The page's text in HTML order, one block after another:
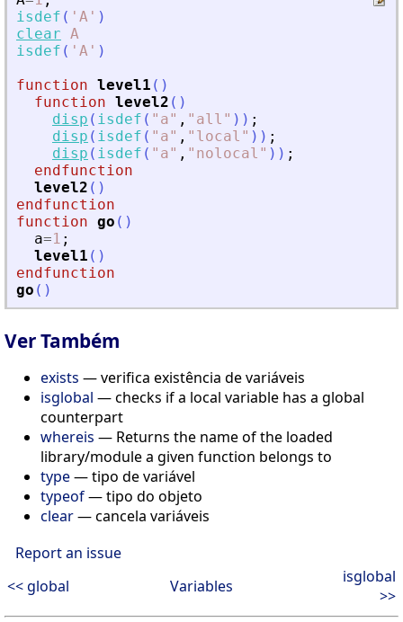
isdef ( ' A ' )
clear A
isdef ( ' A ' )
function level1 ( )
function level2 ( )
disp ( isdef ( " a" , " all " ) ) ;
disp ( isdef ( " a" , " local " ) ) ;
disp ( isdef ( " a" , " nolocal " ) ) ;
endfunction
level2 ( )
endfunction
function go ( )
a=1 ;
level1 ( )
endfunction
go ( )
Ver Também
exists — verifica existência de variáveis
isglobal — checks if a local variable has a global
counterpart
whereis — Returns the name of the loaded
library/module a given function belongs to
type— tipo de variável
typeof— tipo do objeto
clear— cancela variáveis
Report an issue
<< global
Variables
isglobal
>>